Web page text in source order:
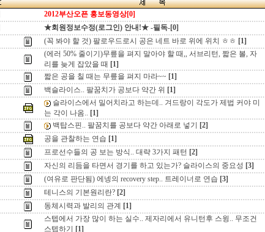
2012부산오픈 홍보동영상[0]
★회원정보수정(로그인) 안내!★ -필독-[0]
(꼭 봐야 할 것) 팔로우드로시 공은 네트 바로 위에 위치 ㅎㅎ [1]
(에러 50% 줄이기)무릎을 펴지 말아야 할 때,, 서브리턴, 짧은 볼, 자
리를 늦게 잡았을 때 [1]
짧은 공을 칠 때는 무릎을 펴지 마라~~ [1]
백슬라이스.. 팔꿈치가 공보다 약간 위 [1]
슬라이스에서 밀어치라고 하는데.. 겨드랑이 각도가 제법 커야 미
는 각이 나옴.. [1]
백탑스핀.. 팔꿈치를 공보다 약간 아래로 넣기 [2]
공을 관찰하는 연습 [1]
프로선수들의 공 보는 방식.. 대략 3가지 패턴 [2]
자신의 리듬을 타면서 경기를 하고 있는가? 슬라이스의 중요성 [3]
(여유로 판단됨) 에넹의 recovery step.. 트레이너로 연습 [3]
테니스의 기본원리란? [2]
동체시력과 발리의 관계 [1]
스텝에서 가장 많이 하는 실수.. 제자리에서 유니턴후 스윙.. 무조건
스텝하기
[1]